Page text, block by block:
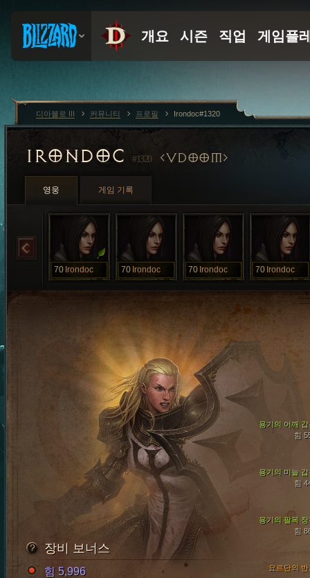
IRONDOC #1320 VDOOM
영웅 게임 기록
70 Irondoc 70 Irondoc 70 Irondoc 70 Irondoc
용기의 미늘 갑
힘
용기의 팔목 장
힘
용기의 어깨 갑
힘
요르단의 반
장비 보너스
힘 5,996
디아블로 III 커뮤니티 프로필 Irondoc#1320